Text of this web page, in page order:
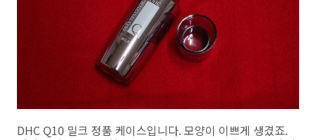
DHC Q10 밀크 정품 케이스입니다. 모양이 이쁘게 생겼죠.